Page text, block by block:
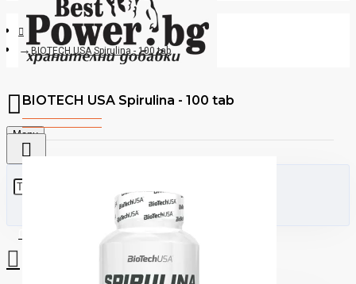
Menu
0 стоки - €0.00 (0.00лв)
BIOTECH USA Spirulina - 100 tab
BIOTECH USA Spirulina - 100 tab